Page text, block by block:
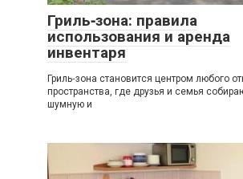
Гриль‑зона: правила
использования и аренда
инвентаря
Гриль‑зона становится центром любого
пространства, где друзья и семья
шумную и